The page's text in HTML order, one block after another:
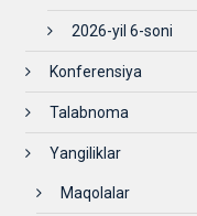
2026-yil 6-soni
Konferensiya
Talabnoma
Yangiliklar
Maqolalar